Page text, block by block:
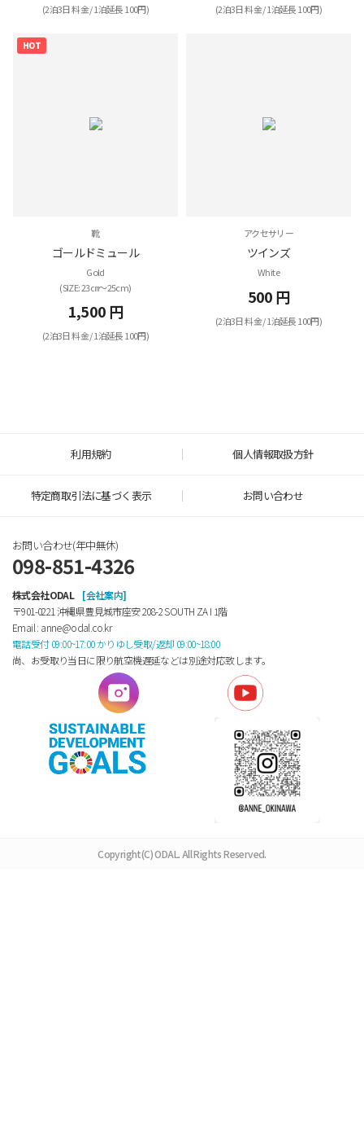
(2泊3日 料金 / 1泊延長 100円) (2泊3日 料金 / 1泊延長 100円)
HOT
靴
ゴールドミュール
Gold
(SIZE: 23㎝～25cm)
1,500 円
(2泊3日 料金 / 1泊延長 100円)
アクセサリー
ツインズ
White
500 円
(2泊3日 料金 / 1泊延長 100円)
利用規約 個人情報取扱方針
特定商取引法に基づく表示 お問い合わせ
お問い合わせ(年中無休)
098-851-4326
株式会社ODAL
[会社案内]
〒901-0221 沖縄県豊見城市座安 208-2 SOUTH ZA Ⅰ 1階
Email : anne@odal.co.kr
電話受付 09:00~17:00 かりゆし受取/返却 09:00~18:00
尚、お受取り当日に限り航空機遅延などは別途対応致します。
Copyright(C) ODAL. All Rights Reserved.